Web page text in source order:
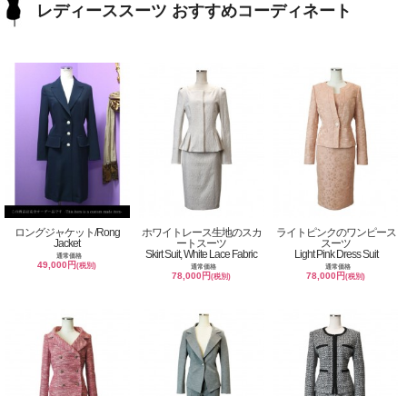
レディーススーツ おすすめコーディネート
ロングジャケット/Rong
Jacket
通常価格
49,000円(税別)
ホワイトレース生地のスカ
ートスーツ
Skirt Suit, White Lace Fabric
通常価格
78,000円(税別)
ライトピンクのワンピース
スーツ
Light Pink Dress Suit
通常価格
78,000円(税別)